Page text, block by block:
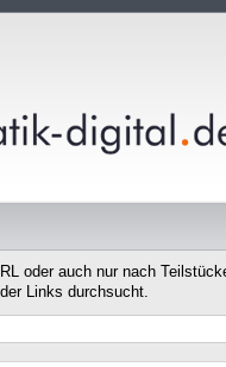
oder auch nur nach
Links durchsucht.